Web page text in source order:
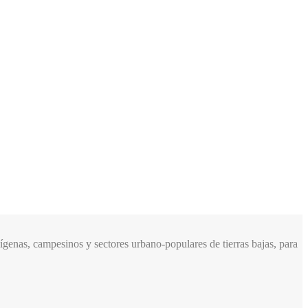
campesinos y sectores urbano-populares de tierras bajas, para